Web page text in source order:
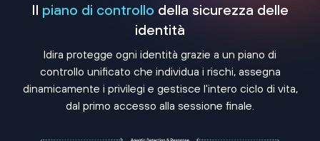
Il piano di controllo della sicurezza delle
identità
Idira protegge ogni identità grazie a un piano di
controllo unificato che individua i rischi, assegna
dinamicamente i privilegi e gestisce l'intero ciclo di vita,
dal primo accesso alla sessione finale.